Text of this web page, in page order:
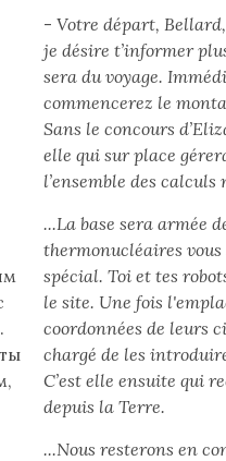
- Votre départ,
je désire t’informer
sera du voyage.
commencerez le
Sans le concours
elle qui sur place
l’ensemble des calculs
...La base sera armée
thermonucléaires
spécial. Toi et tes
le site. Une fois
coordonnées de leurs
chargé de les
C’est elle ensuite qui
depuis la Terre.
...Nous resterons en